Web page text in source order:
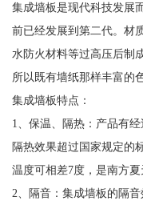
集成墙板是现代科技发展
前已经发展到第二代。材
水防火材料等过高压后制
所以既有墙纸那样丰富的
集成墙板特点：
1、保温、隔热：产品有
隔热效果超过国家规定的
温度可相差7度，是南方
2、隔音：集成墙板的隔